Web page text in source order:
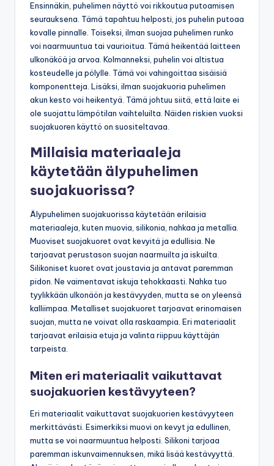
Ensinnäkin, puhelimen näyttö voi rikkoutua putoamisen
seurauksena. Tämä tapahtuu helposti, jos puhelin putoaa
kovalle pinnalle. Toiseksi, ilman suojaa puhelimen runko
voi naarmuuntua tai vaurioitua. Tämä heikentää laitteen
ulkonäköä ja arvoa. Kolmanneksi, puhelin voi altistua
kosteudelle ja pölylle. Tämä voi vahingoittaa sisäisiä
komponentteja. Lisäksi, ilman suojakuoria puhelimen
akun kesto voi heikentyä. Tämä johtuu siitä, että laite ei
ole suojattu lämpötilan vaihteluilta. Näiden riskien vuoksi
suojakuoren käyttö on suositeltavaa.
Millaisia materiaaleja
käytetään älypuhelimen
suojakuorissa?
Älypuhelimen suojakuorissa käytetään erilaisia
materiaaleja, kuten muovia, silikonia, nahkaa ja metallia.
Muoviset suojakuoret ovat kevyitä ja edullisia. Ne
tarjoavat perustason suojan naarmuilta ja iskuilta.
Silikoniset kuoret ovat joustavia ja antavat paremman
pidon. Ne vaimentavat iskuja tehokkaasti. Nahka tuo
tyylikkään ulkonäön ja kestävyyden, mutta se on yleensä
kalliimpaa. Metalliset suojakuoret tarjoavat erinomaisen
suojan, mutta ne voivat olla raskaampia. Eri materiaalit
tarjoavat erilaisia etuja ja valinta riippuu käyttäjän
tarpeista.
Miten eri materiaalit vaikuttavat
suojakuorien kestävyyteen?
Eri materiaalit vaikuttavat suojakuorien kestävyyteen
merkittävästi. Esimerkiksi muovi on kevyt ja edullinen,
mutta se voi naarmuuntua helposti. Silikoni tarjoaa
paremman iskunvaimennuksen, mikä lisää kestävyyttä.